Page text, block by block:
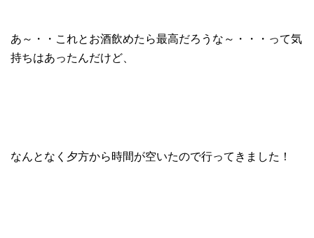
あ～・・これとお酒飲めたら最高だろうな～・・・って気
持ちはあったんだけど、
なんとなく夕方から時間が空いたので行ってきました！